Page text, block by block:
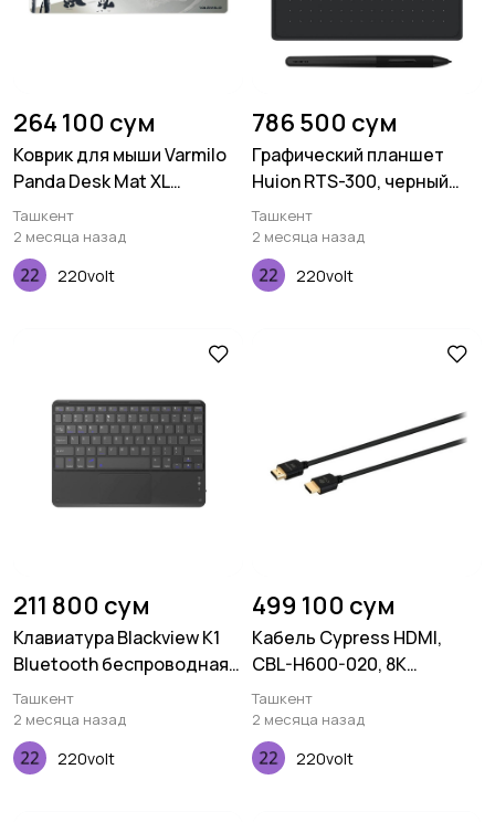
264 100 сум
Коврик для мыши Varmilo
Panda Desk Mat XL
(900х400х3мм)
Ташкент
2 месяца назад
220volt
786 500 сум
Графический планшет
Huion RTS-300, черный
космо
Ташкент
2 месяца назад
220volt
211 800 сум
Клавиатура Blackview K1
Bluetooth беспроводная
черный
Ташкент
2 месяца назад
220volt
499 100 сум
Кабель Cypress HDMI,
CBL-H600-020, 8K
certified, 2M, 30AWG
Ташкент
2 месяца назад
220volt